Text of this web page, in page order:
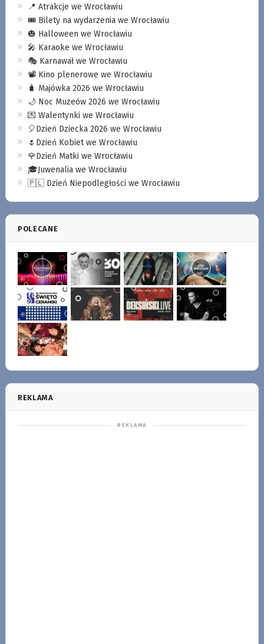
📍 Atrakcje we Wrocławiu
🎟️ Bilety na wydarzenia we Wrocławiu
🎃 Halloween we Wrocławiu
🎤 Karaoke we Wrocławiu
🎭 Karnawał we Wrocławiu
📽️ Kino plenerowe we Wrocławiu
🧳 Majówka 2026 we Wrocławiu
🌙 Noc Muzeów 2026 we Wrocławiu
💌 Walentynki we Wrocławiu
🎈Dzień Dziecka 2026 we Wrocławiu
🌷Dzień Kobiet we Wrocławiu
🌹Dzień Matki we Wrocławiu
🎓Juwenalia we Wrocławiu
🇵🇱 Dzień Niepodległości we Wrocławiu
POLECANE
REKLAMA